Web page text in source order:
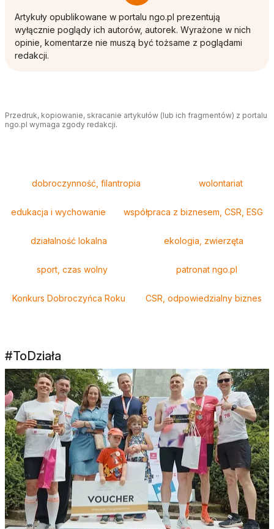
Artykuły opublikowane w portalu ngo.pl prezentują
wyłącznie poglądy ich autorów, autorek. Wyrażone w nich
opinie, komentarze nie muszą być tożsame z poglądami
redakcji.
Przedruk, kopiowanie, skracanie artykułów (lub ich fragmentów) z portalu
ngo.pl wymaga zgody redakcji.
dobroczynność, filantropia wolontariat
edukacja i wychowanie współpraca z biznesem, CSR, ESG
działalność lokalna ekologia, zwierzęta
sport, czas wolny patronat ngo.pl
Konkurs Dobroczyńca Roku CSR, odpowiedzialny biznes
#ToDziała